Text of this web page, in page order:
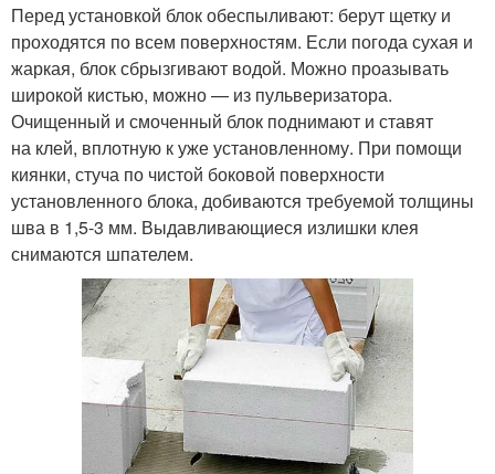
Перед установкой блок обеспыливают: берут щетку и
проходятся по всем поверхностям. Если погода сухая и
жаркая, блок сбрызгивают водой. Можно проазывать
широкой кистью, можно — из пульверизатора.
Очищенный и смоченный блок поднимают и ставят
на клей, вплотную к уже установленному. При помощи
киянки, стуча по чистой боковой поверхности
установленного блока, добиваются требуемой толщины
шва в 1,5-3 мм. Выдавливающиеся излишки клея
снимаются шпателем.